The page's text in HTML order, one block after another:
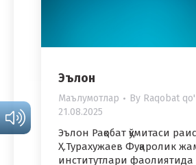
Эълон
Маълумотлар By Raqobat
21.08.2025
Эълон Рақобат қўмитаси
Ҳ.Турахужаев Фуқаролик
институтлари